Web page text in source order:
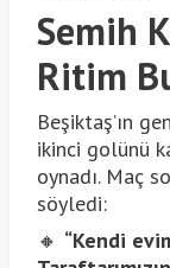
Semih
Ritim
Beşiktaş’ın
ikinci golünü
oynadı. Maç
söyledi:
🔸 “Kendi